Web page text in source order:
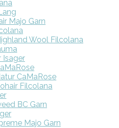
Majo Garn
Wool Filcolana
Isager
CaMaRose
Filcolana
BC Garn
Majo Garn